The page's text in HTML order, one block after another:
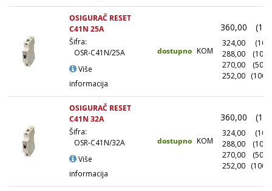
OSIGURAČ RESET
C41N 25A
Šifra:
OSR-C41N/25A
Više
informacija
dostupno KOM
360,00 (1+)
324,00
(10+)
288,00
270,00
252,00
OSIGURAČ RESET
C41N 32A
Šifra:
OSR-C41N/32A
Više
informacija
dostupno KOM
360,00 (1+)
324,00
(10+)
288,00
270,00
252,00